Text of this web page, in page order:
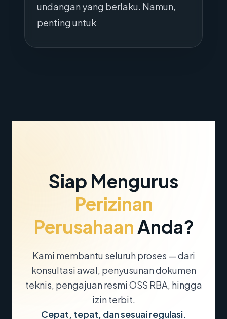
undangan yang berlaku. Namun,
penting untuk
Siap Mengurus
Perizinan
PerusahaanAnda?
Kami membantu seluruh proses — dari
konsultasi awal, penyusunan dokumen
teknis, pengajuan resmi OSS RBA, hingga
izin terbit.
Cepat, tepat, dan sesuai regulasi.